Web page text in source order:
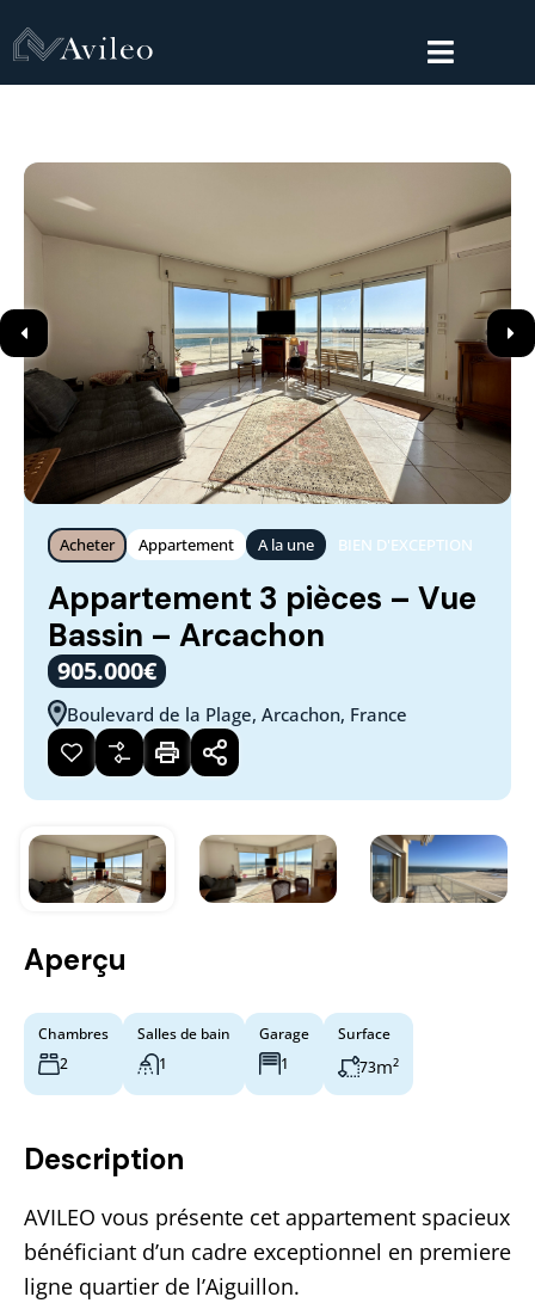
Acheter Appartement A la une BIEN D'EXCEPTION
Appartement 3 pièces – Vue
Bassin – Arcachon
905.000€
Boulevard de la Plage, Arcachon, France
Aperçu
Chambres
2
Salles de bain
1
Garage
1
Surface
73m²
Description
AVILEO vous présente cet appartement spacieux
bénéficiant d’un cadre exceptionnel en premiere
ligne quartier de l’Aiguillon.